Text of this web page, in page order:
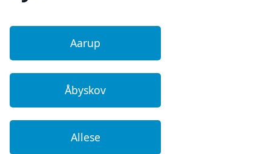
Aarup
Åbyskov
Allese